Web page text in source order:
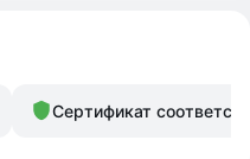
Сертификат